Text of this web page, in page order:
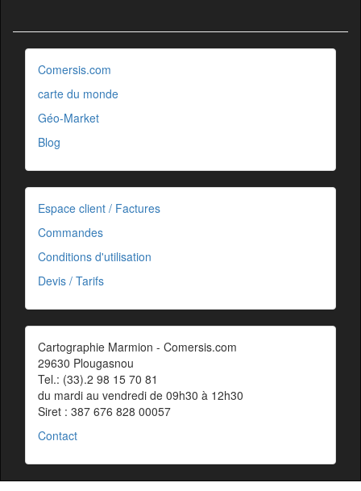
Comersis.com
carte du monde
Géo-Market
Blog
Espace client / Factures
Commandes
Conditions d'utilisation
Devis / Tarifs
Cartographie Marmion - Comersis.com
29630 Plougasnou
Tel.: (33).2 98 15 70 81
du mardi au vendredi de 09h30 à 12h30
Siret : 387 676 828 00057
Contact